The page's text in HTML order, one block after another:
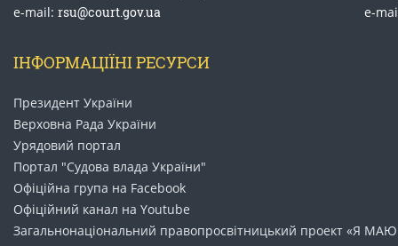
e-mail: rsu@court.gov.ua
e-
ІНФОРМАЦІЇНІ РЕСУРСИ
Президент України
Верховна Рада України
Урядовий портал
Портал "Судова влада України"
Офіційна група на Facebook
Офіційний канал на Youtube
Загальнонаціональний право​просвітницький проект «Я